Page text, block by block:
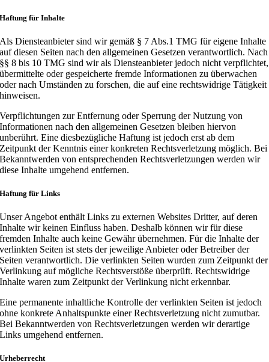
Haftung für Inhalte
Als Diensteanbieter sind wir gemäß § 7 Abs.1 TMG für eigene Inhalte
auf diesen Seiten nach den allgemeinen Gesetzen verantwortlich. Nach
§§ 8 bis 10 TMG sind wir als Diensteanbieter jedoch nicht verpflichtet,
übermittelte oder gespeicherte fremde Informationen zu überwachen
oder nach Umständen zu forschen, die auf eine rechtswidrige Tätigkeit
hinweisen.
Verpflichtungen zur Entfernung oder Sperrung der Nutzung von
Informationen nach den allgemeinen Gesetzen bleiben hiervon
unberührt. Eine diesbezügliche Haftung ist jedoch erst ab dem
Zeitpunkt der Kenntnis einer konkreten Rechtsverletzung möglich. Bei
Bekanntwerden von entsprechenden Rechtsverletzungen werden wir
diese Inhalte umgehend entfernen.
Haftung für Links
Unser Angebot enthält Links zu externen Websites Dritter, auf deren
Inhalte wir keinen Einfluss haben. Deshalb können wir für diese
fremden Inhalte auch keine Gewähr übernehmen. Für die Inhalte der
verlinkten Seiten ist stets der jeweilige Anbieter oder Betreiber der
Seiten verantwortlich. Die verlinkten Seiten wurden zum Zeitpunkt der
Verlinkung auf mögliche Rechtsverstöße überprüft. Rechtswidrige
Inhalte waren zum Zeitpunkt der Verlinkung nicht erkennbar.
Eine permanente inhaltliche Kontrolle der verlinkten Seiten ist jedoch
ohne konkrete Anhaltspunkte einer Rechtsverletzung nicht zumutbar.
Bei Bekanntwerden von Rechtsverletzungen werden wir derartige
Links umgehend entfernen.
Urheberrecht